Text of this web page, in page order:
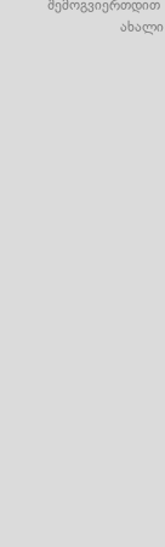
შემოგვიერთდით
ახალი